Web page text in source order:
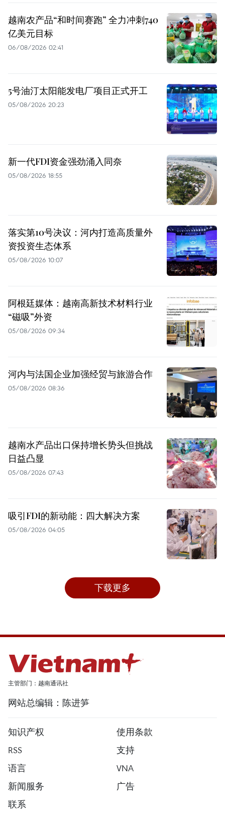
越南农产品“和时间赛跑” 全力冲刺740
亿美元目标
06/08/2026 02:41
5号油汀太阳能发电厂项目正式开工
05/08/2026 20:23
新一代FDI资金强劲涌入同奈
05/08/2026 18:55
落实第10号决议：河内打造高质量外
资投资生态体系
05/08/2026 10:07
阿根廷媒体：越南高新技术材料行业
“磁吸”外资
05/08/2026 09:34
河内与法国企业加强经贸与旅游合作
05/08/2026 08:36
越南水产品出口保持增长势头但挑战
日益凸显
05/08/2026 07:43
吸引FDI的新动能：四大解决方案
05/08/2026 04:05
下载更多
主管部门：越南通讯社
网站总编辑：陈进笋
知识产权
使用条款
RSS
支持
语言
VNA
新闻服务
广告
联系